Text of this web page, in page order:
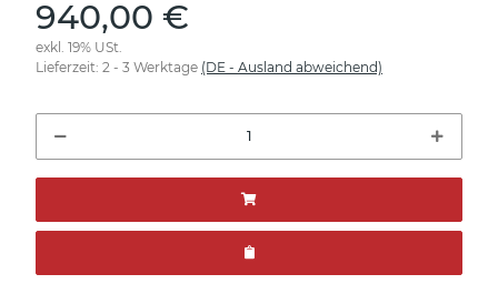
940,00 €
exkl. 19% USt.
Lieferzeit: 2 - 3 Werktage (DE - Ausland abweichend)